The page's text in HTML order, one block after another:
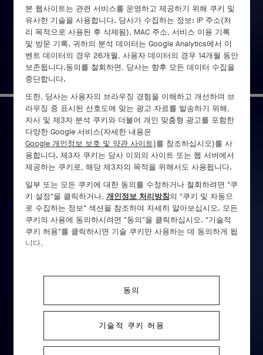
에베일 뒤 시클라멘 오토마통
본 웹사이트는 관련 서비스를 운영하고 제공하기 위해 쿠키 및
유사한 기술을 사용합니다. 당사가 수집하는 정보: IP 주소(처
리 목적으로 사용된 후 삭제됨), MAC 주소, 서비스 이용 기록
및 방문 기록. 귀하의 분석 데이터는 Google Analytics에서 이
벤트 데이터의 경우 26개월, 사용자 데이터의 경우 14개월 동안
보존됩니다.동의를 철회하면, 당사는 향후 모든 데이터 수집을
중단합니다.
또한, 당사는 사용자의 브라우징 경험을 이해하고 개선하며 브
라우징 중 표시된 선호도에 맞는 광고 자료를 발송하기 위해,
자사 및 제3자 분석 쿠키와 더불어 개인 맞춤형 광고를 포함한
다양한 Google 서비스(자세한 내용은
Google 개인정보 보호 및 약관 사이트)를 참조하십시오)를 사
용합니다. 제3자 쿠키는 당사 이외의 사이트 또는 웹 서버에서
제공하는 쿠키로, 해당 제3자의 목적을 위해서도 사용됩니다.
일부 또는 모든 쿠키에 대한 동의를 수정하거나 철회하려면 "쿠
키 설정"을 클릭하거나, 개인정보 처리방침의 "쿠키 및 자동으
로 수집하는 정보" 섹션을 참조하여 자세히 알아보십시오. 모든
쿠키의 사용에 동의하시려면 "동의"을 클릭하십시오. "기술적
쿠키 허용"를 클릭하시면 기술 쿠키만 사용하는 데 동의하게 됩
니다.
동의
기술적 쿠키 허용